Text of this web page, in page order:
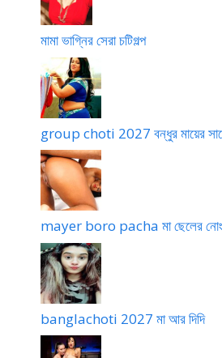
মামা ভাগ্নির সেরা চটিগল্প
group choti 2027 বন্ধুর মায়ের
mayer boro pacha মা ছেলের
banglachoti 2027 মা আর দিদি